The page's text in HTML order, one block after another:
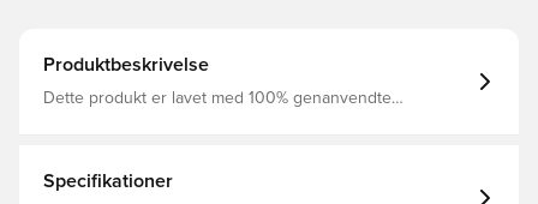
Produktbeskrivelse
Dette produkt er lavet med 100% genanvendte
mesh, som er med til at øge åndbarheden Regular fit
Fremstillet i 100% polyester. Personaliser produktet med
Specifikationer